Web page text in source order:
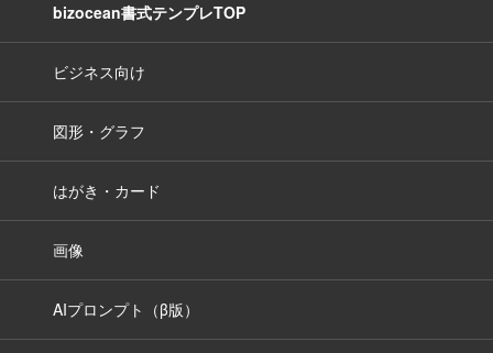
bizocean書式テンプレTOP
ビジネス向け
図形・グラフ
はがき・カード
画像
AIプロンプト（β版）